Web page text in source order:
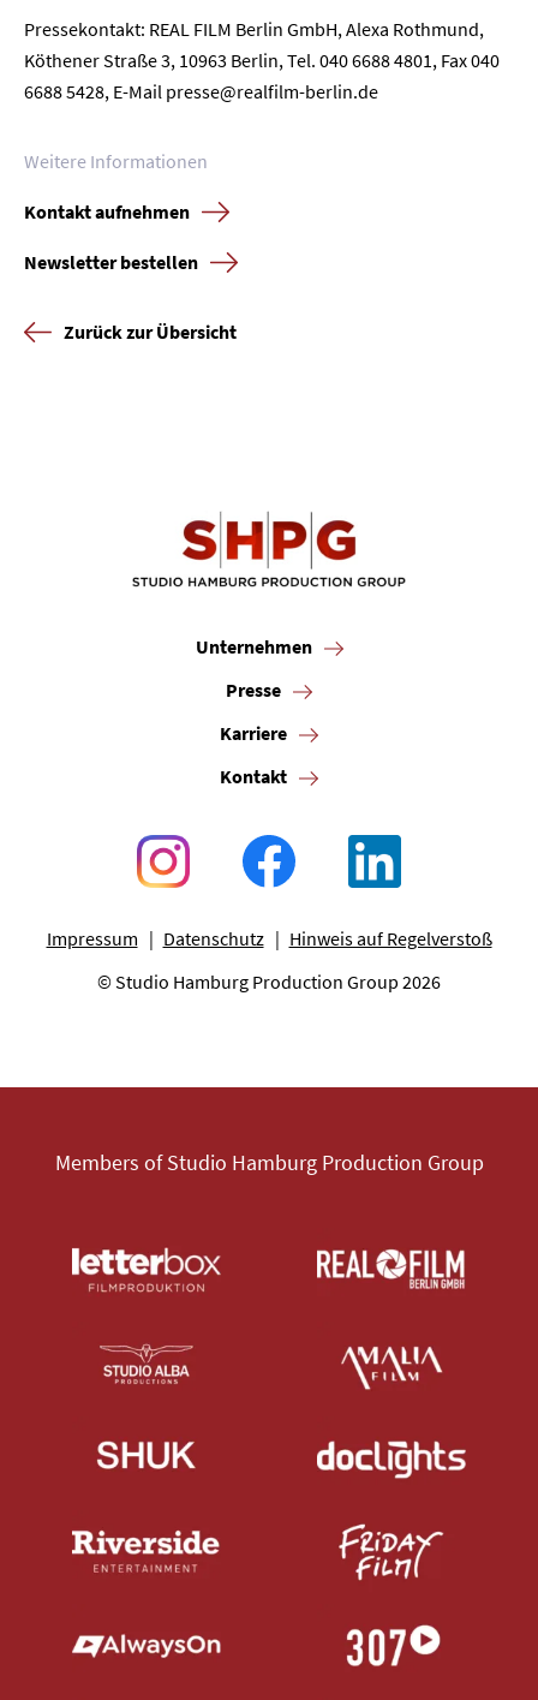
Pressekontakt: REAL FILM Berlin GmbH, Alexa Rothmund,
Köthener Straße 3, 10963 Berlin, Tel. 040 6688 4801, Fax 040
6688 5428, E-Mail presse@realfilm-berlin.de
Weitere Informationen
Kontakt aufnehmen
Newsletter bestellen
Zurück zur Übersicht
Unternehmen
Presse
Karriere
Kontakt
Impressum Datenschutz
Hinweis auf Regelverstoß
© Studio Hamburg Production Group 2026
Members of Studio Hamburg Production Group
Newsletter Datenschutz Impressum